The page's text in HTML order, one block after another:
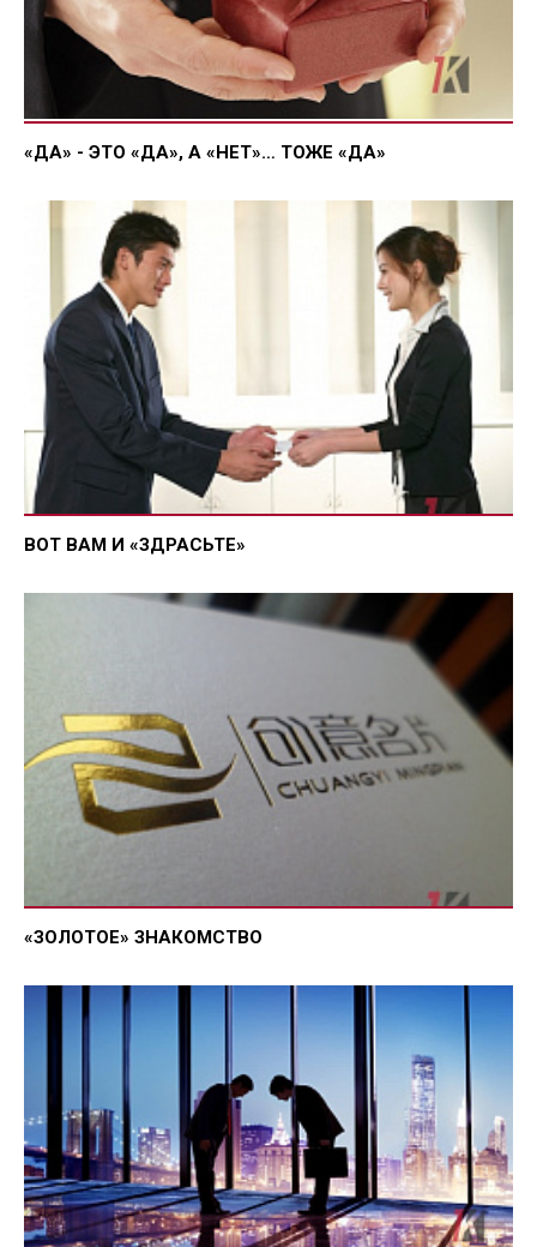
«ДА» - ЭТО «ДА», А «НЕТ»… ТОЖЕ «ДА»
ВОТ ВАМ И «ЗДРАСЬТЕ»
«ЗОЛОТОЕ» ЗНАКОМСТВО